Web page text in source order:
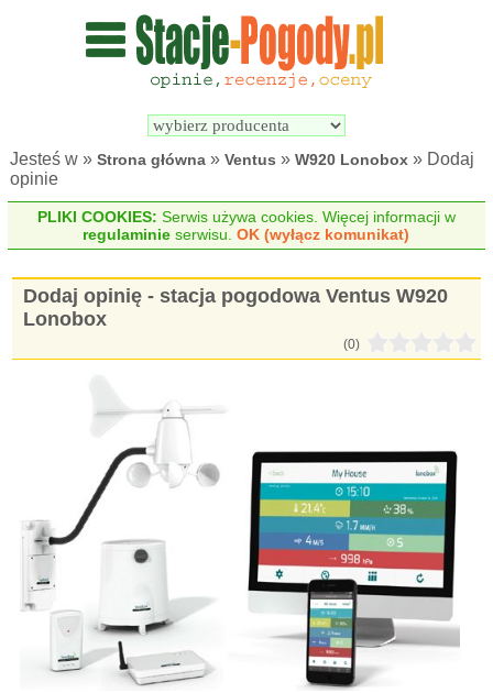
Wyszukiwarka
pogodowych
Jesteś w »Strona główna »Ventus »W920 Lonobox » Dodaj
opinie
PLIKI COOKIES: Serwis używa cookies. Więcej informacji w
regulaminie serwisu.OK (wyłącz komunikat)
Dodaj opinię - stacja pogodowa Ventus W920
Lonobox
(0)